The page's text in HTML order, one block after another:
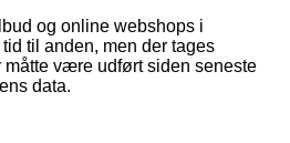
og online webshops i
til anden, men der tages
måtte være udført siden seneste
data.